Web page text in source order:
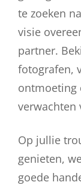
te zoeken
visie
partner.
fotografen,
ontmoeting
verwachten
Op jullie
genieten,
goede